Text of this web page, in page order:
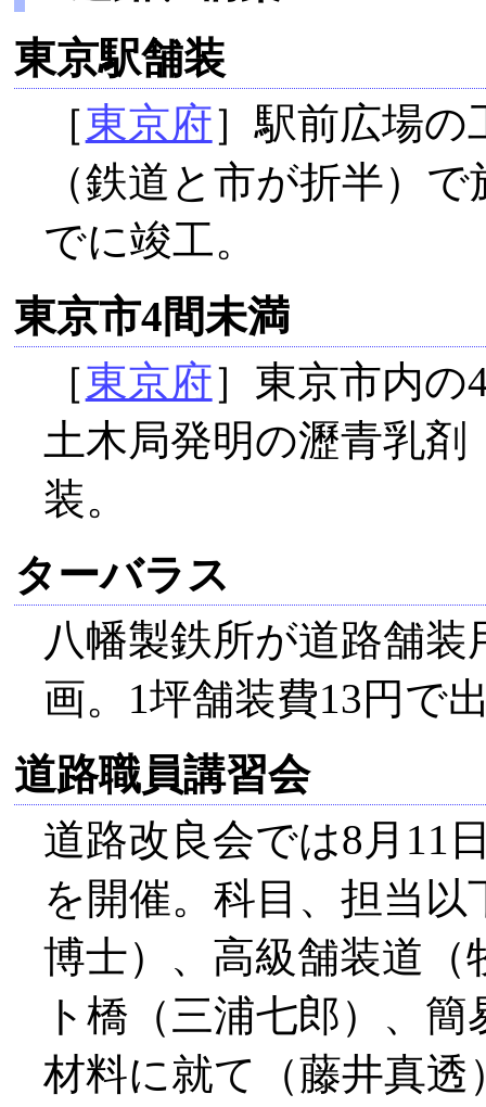
東京駅舗装
［東京府］駅前広場の
（鉄道と市が折半）
でに竣工。
東京市4間未満
［東京府］東京市内の
土木局発明の瀝青乳剤
装。
ターバラス
八幡製鉄所が道路舗
画。1坪舗装費13円で
道路職員講習会
道路改良会では8月11
を開催。科目、担当
博士）、高級舗装道
ト橋（三浦七郎）、
材料に就て（藤井真